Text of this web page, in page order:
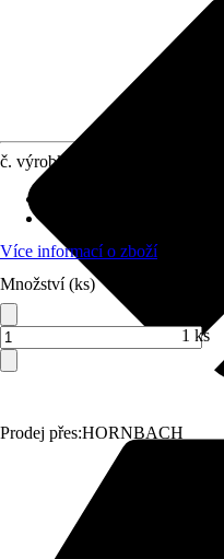
Prodej přes:HORNBACH
č. výrobku
Více informací o zboží
Množství (ks)
1 ks